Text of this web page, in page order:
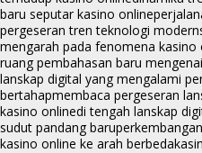
baru seputar kasino online
pergeseran tren teknologi modern
mengarah pada fenomena kasino
ruang pembahasan baru
lanskap digital yang mengalami
bertahapmembaca pergeseran
kasino onlinedi tengah lanskap
sudut pandang baru
kasino online ke arah berbeda